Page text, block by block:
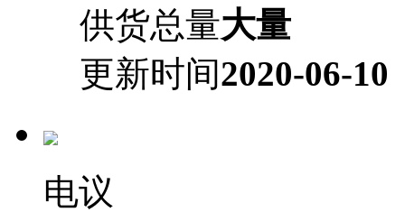
供货总量大量
更新时间2020-06-10
电议